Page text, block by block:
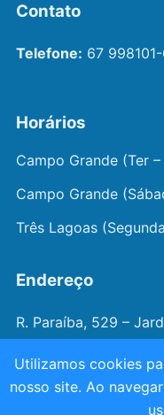
Contato
Telefone: 67
Horários
Campo Grande (Ter
Campo Grande
Três Lagoas
Endereço
R. Paraíba, 529 –
– MS
© 2026 — Dr. João
Utilizamos cookies
nosso site. Ao